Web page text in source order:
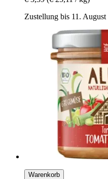
Zustellung bis 11. August
Warenkorb